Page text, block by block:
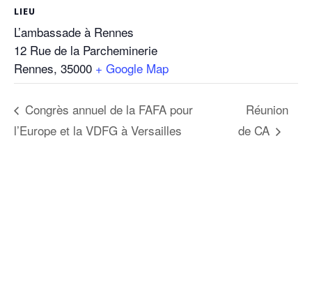
LIEU
L’ambassade à Rennes
12 Rue de la Parcheminerie
Rennes, 35000 + Google Map
Congrès annuel de la FAFA pour
l’Europe et la VDFG à Versailles
Réunion
de CA